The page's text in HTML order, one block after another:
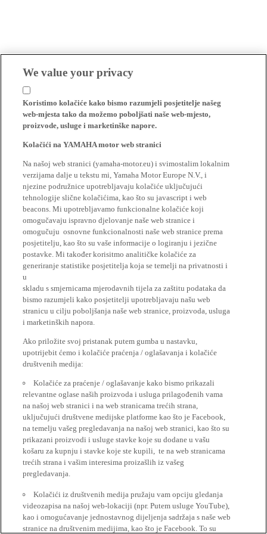
We value your privacy
Koristimo kolačiće kako bismo razumjeli posjetitelje našeg
web-mjesta tako da možemo poboljšati naše web-mjesto,
proizvode, usluge i marketinške napore.
Kolačići na YAMAHA motor web stranici
Na našoj web stranici (yamaha-motor.eu) i svimostalim lokalnim
verzijama dalje u tekstu mi, Yamaha Motor Europe N.V., i
njezine podružnice upotrebljavaju kolačiće uključujući
tehnologije slične kolačićima, kao što su javascript i web
beacons. Mi upotrebljavamo funkcionalne kolačiće koji
omogučavaju ispravno djelovanje naše web stranice i
omogučuju osnovne funkcionalnosti naše web stranice prema
posjetitelju, kao što su vaše informacije o logiranju i jezične
postavke. Mi također korisitmo analitičke kolačiće za
generiranje statistike posjetitelja koja se temelji na privatnosti i
u
skladu s smjernicama mjerodavnih tijela za zaštitu podataka da
bismo razumjeli kako posjetitelji upotrebljavaju našu web
stranicu u cilju poboljšanja naše web stranice, proizvoda, usluga
i marketinških napora.
Ako priložite svoj pristanak putem gumba u nastavku,
upotrijebit ćemo i kolačiće praćenja / oglašavanja i kolačiće
društvenih medija:
Kolačiće za praćenje / oglašavanje kako bismo prikazali
relevantne oglase naših proizvoda i usluga prilagođenih vama
na našoj web stranici i na web stranicama trećih strana,
uključujući društvene medijske platforme kao što je Facebook,
na temelju vašeg pregledavanja na našoj web stranici, kao što su
prikazani proizvodi i usluge stavke koje su dodane u vašu
košaru za kupnju i stavke koje ste kupili, te na web stranicama
trećih strana i vašim interesima proizašlih iz vašeg
pregledavanja.
Kolačići iz društvenih medija pružaju vam opciju gledanja
videozapisa na našoj web-lokaciji (npr. Putem usluge YouTube),
kao i omogućavanje jednostavnog dijeljenja sadržaja s naše web
stranice na društvenim medijima, kao što je Facebook. To su